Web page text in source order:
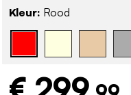
Kleur: Rood